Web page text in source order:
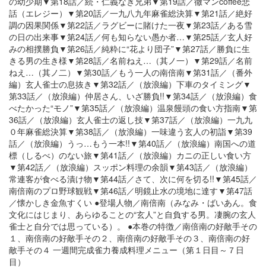
話（エレジー）▼第20話／一九八九年麻雀総決算▼第21話／絶好
調の因果関係▼第22話／ラグビーに賭けた一夜▼第23話／ある雪
の日の出来事▼第24話／何も知らない愚か者…▼第25話／玄人好
みの相撲勝負▼第26話／純粋に“花より団子”▼第27話／勝負に生
きる男の生き様▼第28話／名前ねえ…（其ノ一）▼第29話／名前
ねえ…（其ノ二）▼第30話／もう一人の南倍南▼第31話／（番外
編）玄人雀士の息抜き▼第32話／（放浪編）下車のタイミング▼
第33話／（放浪編）仲居さん、いざ勝負!!▼第34話／（放浪編）食
べたかった“モノ”▼第35話／（放浪編）温泉饅頭の食い方指南▼第
36話／（放浪編）玄人雀士の返し技▼第37話／（放浪編）一九九
０年麻雀総決算▼第38話／（放浪編）一味違う玄人の初詣▼第39
話／（放浪編）うっ…もう一本!!▼第40話／（放浪編）南国への道
標（しるべ）のない旅▼第41話／（放浪編）カニの正しい食い方
▼第42話／（放浪編）スッポン料理の余韻▼第43話／（放浪編）
常連客が食べる漬け物▼第44話／さて、次に何を切る!!▼第45話／
南倍南のプロ野球観戦▼第46話／明鏡止水の境地に達す▼第47話
／懐かしき金魚すくい ●登場人物／南倍南（みなみ・ばいあん。食
文化にはじまり、あらゆることの“玄人”と自負する男。凄腕の玄人
雀士と自分では思っている）。 ●本巻の特徴／南倍南の好敵手その
１、南倍南の好敵手その２、南倍南の好敵手その３、南倍南の好
敵手その４ 一週間完成雀力養成料理メニュー（第１日目～７日
目）